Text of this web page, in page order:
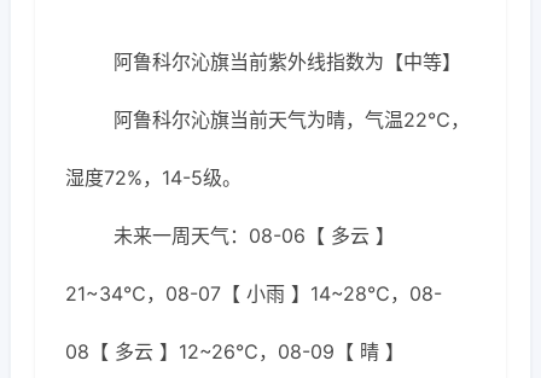
阿鲁科尔沁旗当前紫外线指数为【中等】
阿鲁科尔沁旗当前天气为晴，气温22℃，
湿度72%，14-5级。
未来一周天气：08-06【 多云 】
21~34℃，08-07【 小雨 】14~28℃，08-
08【 多云 】12~26℃，08-09【 晴 】